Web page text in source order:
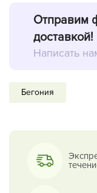
Отправим
доставкой!
Написать
Бегония